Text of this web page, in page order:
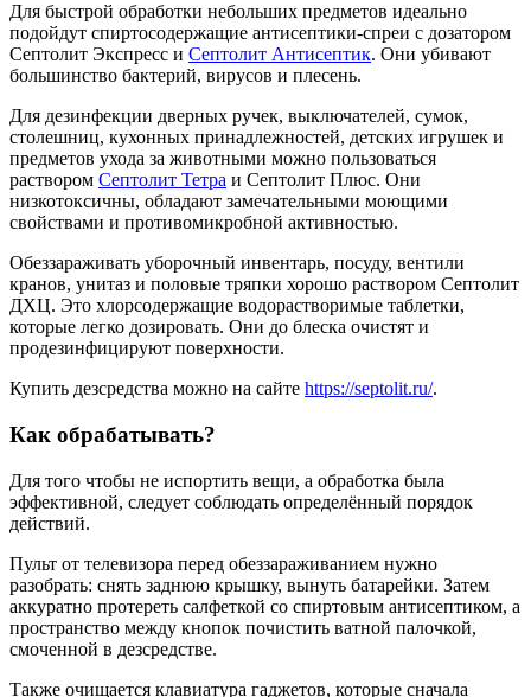
Для быстрой обработки небольших предметов идеально
подойдут спиртосодержащие антисептики-спреи с дозатором
Септолит Экспресс и Септолит Антисептик. Они убивают
большинство бактерий, вирусов и плесень.
Для дезинфекции дверных ручек, выключателей, сумок,
столешниц, кухонных принадлежностей, детских игрушек и
предметов ухода за животными можно пользоваться
раствором Септолит Тетра и Септолит Плюс. Они
низкотоксичны, обладают замечательными моющими
свойствами и противомикробной активностью.
Обеззараживать уборочный инвентарь, посуду, вентили
кранов, унитаз и половые тряпки хорошо раствором Септолит
ДХЦ. Это хлорсодержащие водорастворимые таблетки,
которые легко дозировать. Они до блеска очистят и
продезинфицируют поверхности.
Купить дезсредства можно на сайте https://septolit.ru/.
Как обрабатывать?
Для того чтобы не испортить вещи, а обработка была
эффективной, следует соблюдать определённый порядок
действий.
Пульт от телевизора перед обеззараживанием нужно
разобрать: снять заднюю крышку, вынуть батарейки. Затем
аккуратно протереть салфеткой со спиртовым антисептиком, а
пространство между кнопок почистить ватной палочкой,
смоченной в дезсредстве.
Также очищается клавиатура гаджетов, которые сначала